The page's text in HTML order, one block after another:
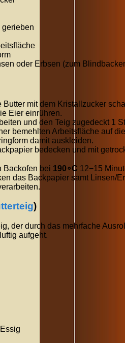
oder Erbsen (zum
Butter mit dem Kristallzucker
Eier einrühren.
und den Teig zugedeckt 1
bemehlten Arbeitsfläche auf
damit auskleiden.
bedecken und mit
Backofen bei 190∘C 12−15
das Backpapier samt Linsen/
)
der durch das mehrfache
aufgeht.